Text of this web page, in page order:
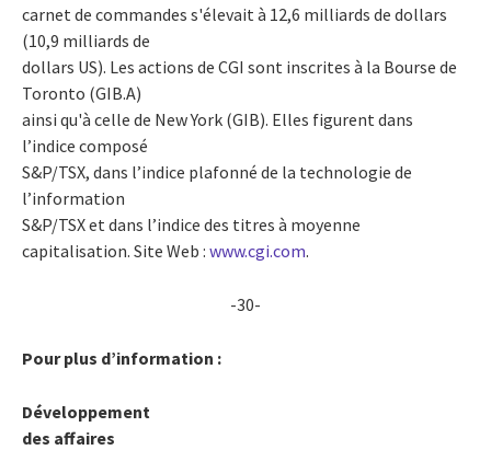
carnet de commandes s'élevait à 12,6 milliards de dollars
(10,9 milliards de
dollars US). Les actions de CGI sont inscrites à la Bourse de
Toronto (GIB.A)
ainsi qu'à celle de New York (GIB). Elles figurent dans
l’indice composé
S&P/TSX, dans l’indice plafonné de la technologie de
l’information
S&P/TSX et dans l’indice des titres à moyenne
capitalisation. Site Web : www.cgi.com.
-30-
Pour plus d’information :
Développement
des affaires